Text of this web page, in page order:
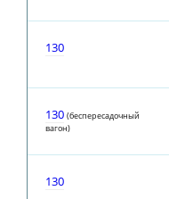
130
130 (беспересадочный
вагон)
130